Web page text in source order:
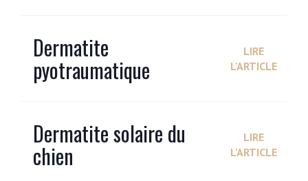
Dermatite
pyotraumatique
LIRE
L'ARTICLE
Dermatite solaire du
chien
LIRE
L'ARTICLE